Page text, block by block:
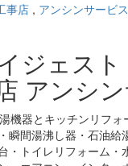
事店 , アンシンサービ
ジェス
アンシ
機器とキッチンリフ
瞬間湯沸し器・石油
・トイレリフォーム